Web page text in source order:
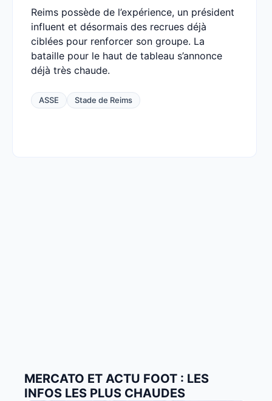
Reims possède de l’expérience, un président
influent et désormais des recrues déjà
ciblées pour renforcer son groupe. La
bataille pour le haut de tableau s’annonce
déjà très chaude.
ASSE Stade de Reims
MERCATO ET ACTU FOOT : LES
INFOS LES PLUS CHAUDES